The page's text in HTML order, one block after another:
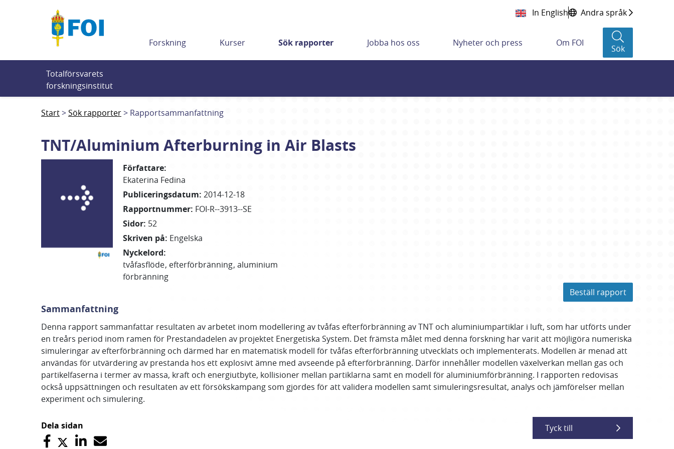
In English Andra språk
Forskning Kurser Sök rapporter Jobba hos oss Nyheter och press Om FOI
Sök
Totalförsvarets
forskningsinstitut
Start Sök rapporter Rapportsammanfattning
TNT/Aluminium Afterburning in Air Blasts
Författare:
Ekaterina Fedina
Publiceringsdatum: 2014-12-18
Rapportnummer: FOI-R--3913--SE
Sidor: 52
Skriven på: Engelska
Nyckelord:
tvåfasflöde efterförbränning aluminium
förbränning
Beställ rapport
Sammanfattning
Denna rapport sammanfattar resultaten av arbetet inom modellering av tvåfas efterförbränning av TNT och aluminiumpartiklar i luft, som har utförts under
en treårs period inom ramen för Prestandadelen av projektet Energetiska System. Det främsta målet med denna forskning har varit att möjligöra numeriska
simuleringar av efterförbränning och därmed har en matematisk modell för tvåfas efterförbränning utvecklats och implementerats. Modellen är menad att
användas för utvärdering av prestanda hos ett explosivt ämne med avseende på efterförbränning. Därför innehåller modellen växelverkan mellan gas och
partikelfaserna i termer av massa, kraft och energiutbyte, kollisioner mellan partiklarna samt en modell för aluminiumförbränning. I rapporten redovisas
också uppsättningen och resultaten av ett försökskampang som gjordes för att validera modellen samt simuleringsresultat, analys och jämförelser mellan
experiment och simulering.
Dela sidan Tyck till